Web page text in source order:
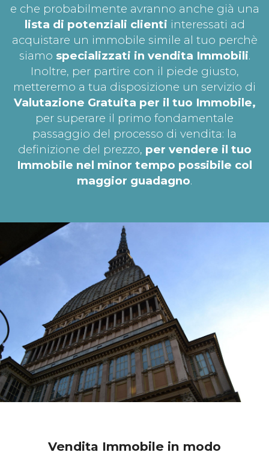
e che probabilmente avranno anche già una
lista di potenziali clienti interessati ad
acquistare un immobile simile al tuo perchè
siamo specializzati in vendita Immobili.
Inoltre, per partire con il piede giusto,
metteremo a tua disposizione un servizio di
Valutazione Gratuita per il tuo Immobile,
per superare il primo fondamentale
passaggio del processo di vendita: la
definizione del prezzo, per vendere il tuo
Immobile nel minor tempo possibile col
maggior guadagno.
Vendita Immobile in modo